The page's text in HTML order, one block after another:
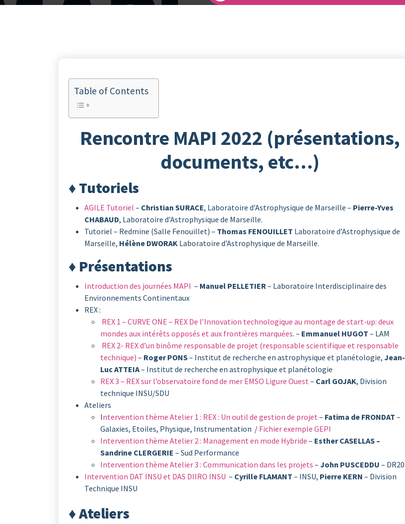
Table of Contents
Rencontre MAPI 2022 (présentations,
documents, etc…)
♦ Tutoriels
AGILE Tutoriel – Christian SURACE, Laboratoire d’Astrophysique de Marseille – Pierre-Yves
CHABAUD, Laboratoire d’Astrophysique de Marseille.
Tutoriel – Redmine (Salle Fenouillet) – Thomas FENOUILLET Laboratoire d’Astrophysique de
Marseille, Hélène DWORAK Laboratoire d’Astrophysique de Marseille.
♦ Présentations
Introduction des journées MAPI – Manuel PELLETIER– Laboratoire Interdisciplinaire des
Environnements Continentaux
REX :
REX 1 – CURVE ONE – REX De l’Innovation technologique au montage de start-up: deux
mondes aux intérêts opposés et aux frontières marquées. – Emmanuel HUGOT – LAM
REX 2- REX d’un binôme responsable de projet (responsable scientifique et responsable
technique) – Roger PONS– Institut de recherche en astrophysique et planétologie, Jean-
Luc ATTEIA– Institut de recherche en astrophysique et planétologie
REX 3 – REX sur l’observatoire fond de mer EMSO Ligure Ouest – Carl GOJAK, Division
technique INSU/SDU
Ateliers
Intervention thème Atelier 1 : REX : Un outil de gestion de projet – Fatima de FRONDAT –
Galaxies, Etoiles, Physique, Instrumentation / Fichier exemple GEPI
Intervention thème Atelier 2 : Management en mode Hybride – Esther CASELLAS –
Sandrine CLERGERIE – Sud Performance
Intervention thème Atelier 3 : Communication dans les projets – John PUSCEDDU – DR20
Intervention DAT INSU et DAS DIIRO INSU – Cyrille FLAMANT – INSU, Pierre KERN – Division
Technique INSU
♦Ateliers